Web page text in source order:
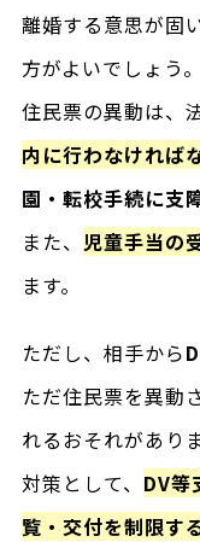
離婚する意思が固
方がよいでしょう。
住民票の異動は、
内に行わなければ
園・転校手続に支
また、 児童手当の
ます。
ただし、相手から
ただ住民票を異動
れるおそれがありま
対策として、 DV等
覧・交付を制限す